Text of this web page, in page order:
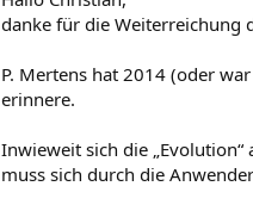
danke für die Weiterreichung
P. Mertens hat 2014 (oder
erinnere.
Inwieweit sich die
muss sich durch die